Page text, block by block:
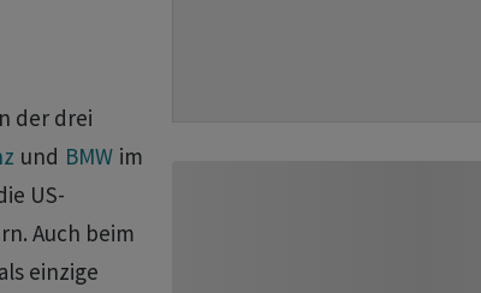
der drei
und BMW ⁠im
US-
Auch ‌beim
einzige